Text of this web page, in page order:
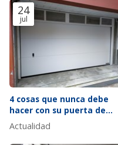
24
jul
4 cosas que nunca debe
hacer con su puerta de
garaje automática aunque
parezcan inofensivas
Actualidad